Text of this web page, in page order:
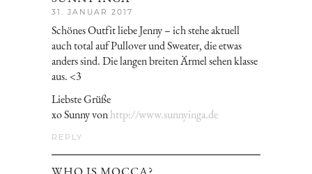
31. JANUAR 2017
Schönes Outfit liebe Jenny – ich stehe aktuell
auch total auf Pullover und Sweater, die etwas
anders sind. Die langen breiten Ärmel sehen klasse
aus. <3
Liebste Grüße
xo Sunny vonhttp://www.sunnyinga.de
REPLY